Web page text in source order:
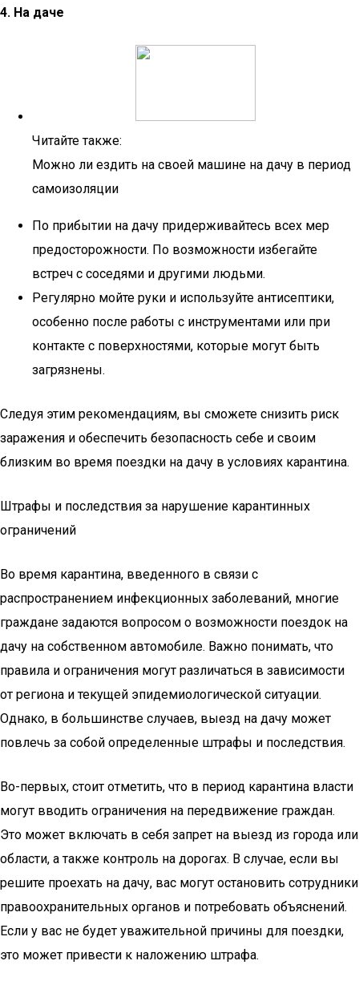
4. На даче
Читайте также:
Можно ли ездить на своей машине на дачу в период
самоизоляции
По прибытии на дачу придерживайтесь всех мер
предосторожности. По возможности избегайте
встреч с соседями и другими людьми.
Регулярно мойте руки и используйте антисептики,
особенно после работы с инструментами или при
контакте с поверхностями, которые могут быть
загрязнены.
Следуя этим рекомендациям, вы сможете снизить риск
заражения и обеспечить безопасность себе и своим
близким во время поездки на дачу в условиях карантина.
Штрафы и последствия за нарушение карантинных
ограничений
Во время карантина, введенного в связи с
распространением инфекционных заболеваний, многие
граждане задаются вопросом о возможности поездок на
дачу на собственном автомобиле. Важно понимать, что
правила и ограничения могут различаться в зависимости
от региона и текущей эпидемиологической ситуации.
Однако, в большинстве случаев, выезд на дачу может
повлечь за собой определенные штрафы и последствия.
Во-первых, стоит отметить, что в период карантина власти
могут вводить ограничения на передвижение граждан.
Это может включать в себя запрет на выезд из города или
области, а также контроль на дорогах. В случае, если вы
решите проехать на дачу, вас могут остановить сотрудники
правоохранительных органов и потребовать объяснений.
Если у вас не будет уважительной причины для поездки,
это может привести к наложению штрафа.